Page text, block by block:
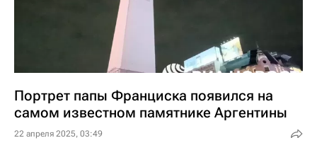
Портрет папы Франциска появился на
самом известном памятнике Аргентины
22 апреля 2025, 03:49